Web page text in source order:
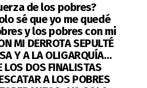
de los pobres?
sé que yo me quedé
y los pobres con mi
MI DERROTA SEPULTÉ
Y A LA OLIGARQUÍA…
LOS DOS FINALISTAS
A LOS POBRES